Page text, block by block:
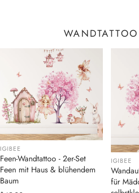
IGIBEE
Feen-Wandtattoo - 2er-Set
Feen mit Haus & blühendem
Baum
IGIBEE
für